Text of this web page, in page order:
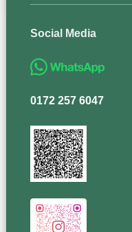
Social Media
0172 257 6047